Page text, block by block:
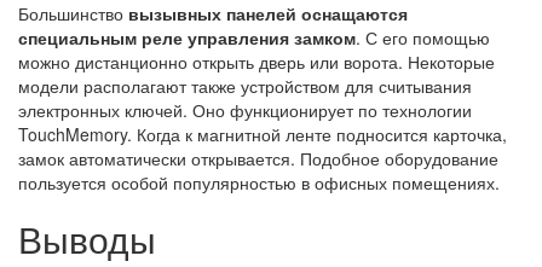
Большинство вызывных панелей оснащаются
специальным реле управления замком. С его помощью
можно дистанционно открыть дверь или ворота. Некоторые
модели располагают также устройством для считывания
электронных ключей. Оно функционирует по технологии
TouchMemory. Когда к магнитной ленте подносится карточка,
замок автоматически открывается. Подобное оборудование
пользуется особой популярностью в офисных помещениях.
Выводы